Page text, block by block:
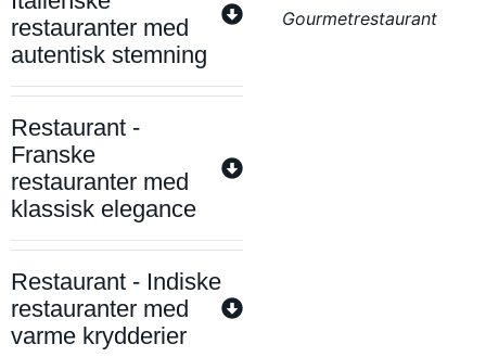
restauranter med
autentisk stemning
Restaurant -
Franske
restauranter med
klassisk elegance
Restaurant - Indiske
restauranter med
varme krydderier
Gourmetrestaurant